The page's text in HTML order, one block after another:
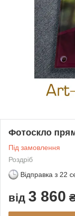
Фотоскло
Під замовлення
Роздріб
Відправка з 22
від 3 860